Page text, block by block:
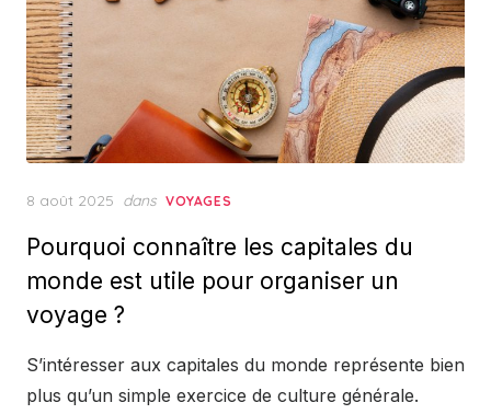
Posted
8 août 2025 dans VOYAGES
Pourquoi connaître les capitales du
monde est utile pour organiser un
voyage ?
S’intéresser aux capitales du monde représente bien
plus qu’un simple exercice de culture générale.